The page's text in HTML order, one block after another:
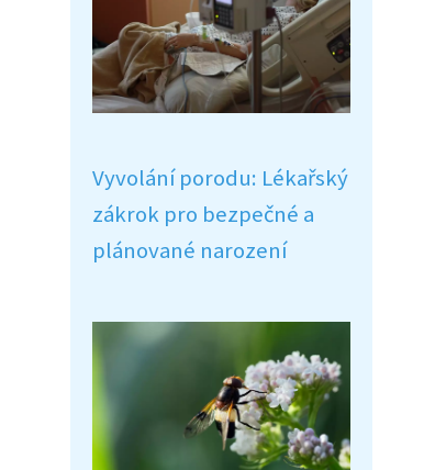
Vyvolání porodu: Lékařský
zákrok pro bezpečné a
plánované narození